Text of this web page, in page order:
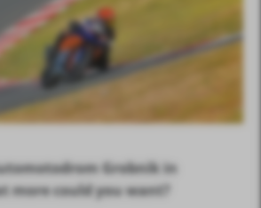
Grobnik in
more could you want?